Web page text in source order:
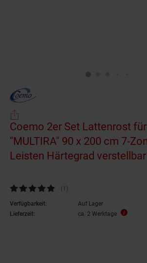
Coemo 2er Set Lattenrost
"MULTIRA" 90 x 200 cm 7-
Leisten Härtegrad verstellbar
Kundenbewertung: 5 von 5 Sternen
(1 Kundenbewertungen
)
Verfügbarkeit:
Auf Lager
Lieferzeit:
ca. 2 Werktage